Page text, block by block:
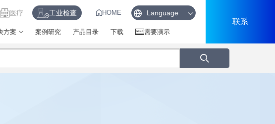
医疗 工业检查 HOME
联系
方案 案例研究 产品目录 下载 需要演示